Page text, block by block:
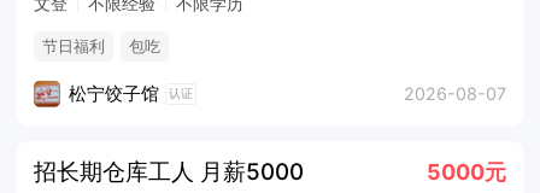
节日福利 包吃
松宁饺子馆 认证 2026-08-07
招长期仓库工人 月薪5000 5000元